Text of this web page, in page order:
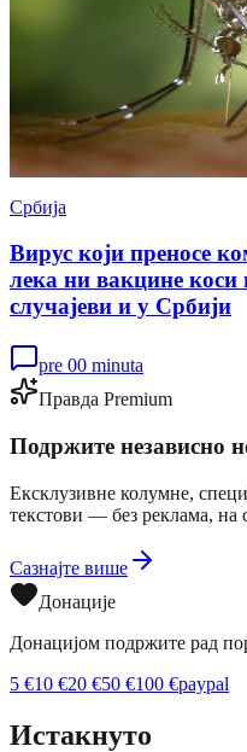
Србија
Вирус који преносе
лека ни вакцине
случајеви и у Србији
pre 00 minuta
Правда Premium
Подржите независно
Ексклузивне колумне,
текстови — без реклама, на
Сазнајте више
Донације
Донацијом подржите рад
5 €10 €20 €50 €100 €paypal
Истакнуто